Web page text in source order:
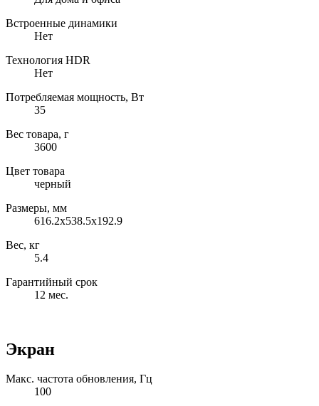
Встроенные динамики
Нет
Технология HDR
Нет
Потребляемая мощность, Вт
35
Вес товара, г
3600
Цвет товара
черный
Размеры, мм
616.2х538.5х192.9
Вес, кг
5.4
Гарантийный срок
12 мес.
Экран
Макс. частота обновления, Гц
100